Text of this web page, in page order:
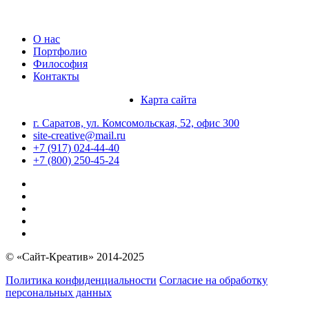
О нас
Портфолио
Философия
Контакты
Карта сайта
г. Саратов, ул. Комсомольская, 52, офис 300
site-creative@mail.ru
+7 (917) 024-44-40
+7 (800) 250-45-24
© «Сайт-Креатив» 2014-2025
Политика конфиденциальности Согласие на обработку
персональных данных